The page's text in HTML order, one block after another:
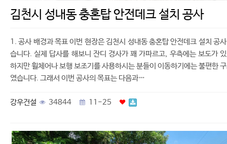
김천시 성내동 충혼탑 안전데크 설치 공사
1. 공사 배경과 목표 이번 현장은 김천시 성내동 충혼탑 안전데크 설치 공
습니다. 실제 답사를 해보니 잔디 경사가 꽤 가파르고, 우측에는 보도가
하지만 휠체어나 보행 보조기를 사용하시는 분들이 이동하기에는 불편한
였습니다. 그래서 이번 공사의 목표는 다음과…
강우건설 34844 11-25